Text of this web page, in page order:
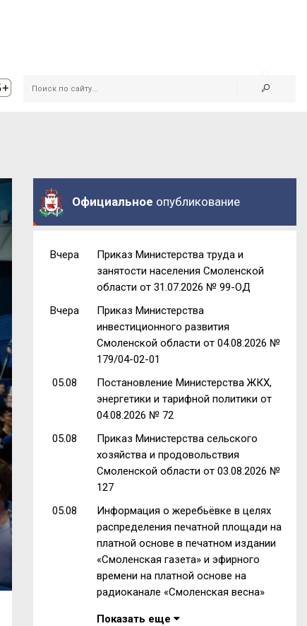
Официальное опубликование
Вчера
Приказ Министерства труда и
занятости населения Смоленской
области от 31.07.2026 № 99-ОД
Вчера
Приказ Министерства
инвестиционного развития
Смоленской области от 04.08.2026 №
179/04-02-01
05.08
Постановление Министерства ЖКХ,
энергетики и тарифной политики от
04.08.2026 № 72
05.08
Приказ Министерства сельского
хозяйства и продовольствия
Смоленской области от 03.08.2026 №
127
05.08
Информация о жеребьёвке в целях
распределения печатной площади на
платной основе в печатном издании
«Смоленская газета» и эфирного
времени на платной основе на
радиоканале «Смоленская весна»
Показать еще